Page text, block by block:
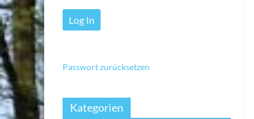
Passwort zurücksetzen
Kategorien